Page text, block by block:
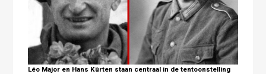
Léo Major en Hans Kürten staan centraal in de tentoonstelling